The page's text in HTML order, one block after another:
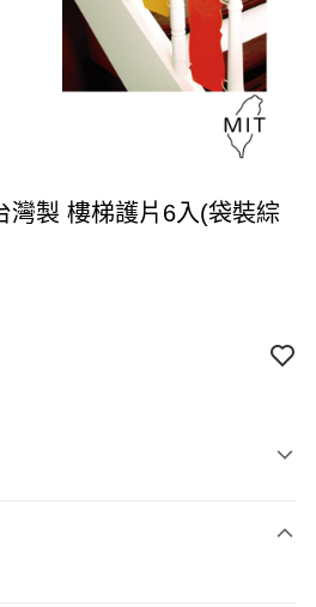
灣製 樓梯護片6入(袋裝綜